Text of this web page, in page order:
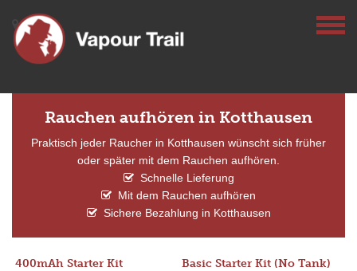
Rauchen aufhören in Kotthausen
Praktisch jeder Raucher in Kotthausen wünscht sich früher
oder später mit dem Rauchen aufhören.
Schnelle Lieferung
Mit dem Rauchen aufhören
Sichere Bezahlung in Kotthausen
400mAh Starter Kit Basic Starter Kit (No Tank)